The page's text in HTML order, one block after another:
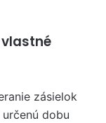
zásielok
dobu